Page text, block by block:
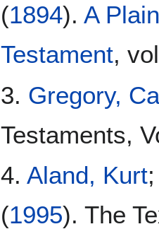
(1894).A
Testament,
3. Gregory,
Testaments,
4.Aland, Kurt
(1995). The